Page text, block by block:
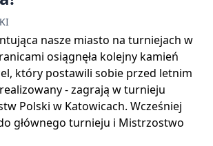
nasze miasto na turniejach w
osiągnęła kolejny kamień
który postawili sobie przed letnim
- zagrają w turnieju
Polski w Katowicach. Wcześniej
głównego turnieju i Mistrzostwo